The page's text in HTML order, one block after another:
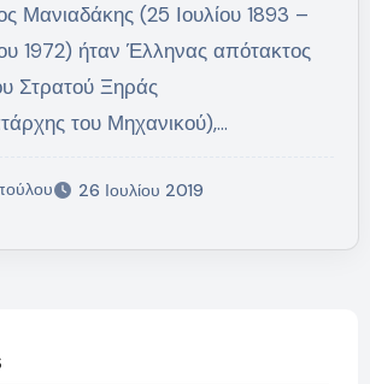
1972) ήταν Έλληνας απότακτος
Στρατού Ξηράς
του Μηχανικού),…
26 Ιουλίου 2019